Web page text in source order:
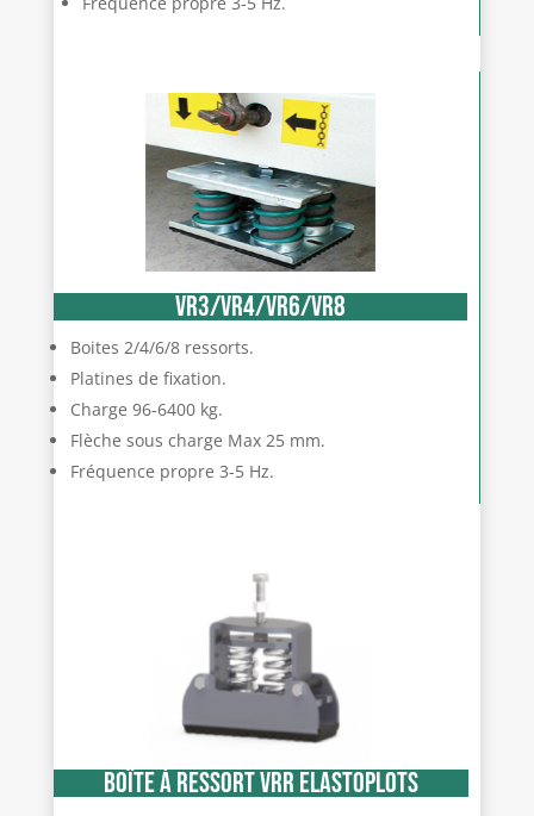
VR3/VR4/VR6/VR8
Boites 2/4/6/8 ressorts.
Platines de fixation.
Charge 96-6400 kg.
Flèche sous charge Max 25 mm.
Fréquence propre 3-5 Hz.
BOÎTE À RESSORT VRR ELASTOPLOTS